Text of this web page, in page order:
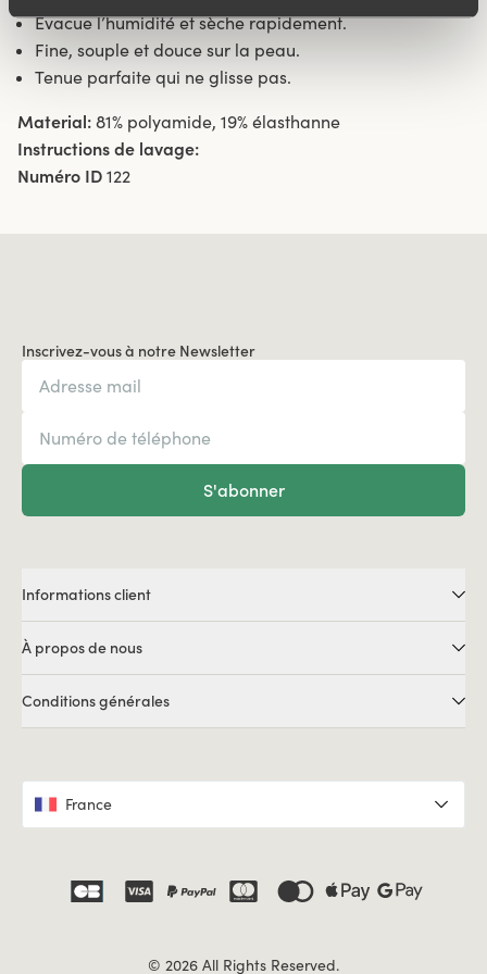
Évacue l’humidité et sèche rapidement.
Fine, souple et douce sur la peau.
Tenue parfaite qui ne glisse pas.
Material: 81% polyamide, 19% élasthanne
Instructions de lavage:
Numéro ID 122
Inscrivez-vous à notre Newsletter
S'abonner
© 2026 All Rights Reserved.
Informations client
À propos de nous
Conditions générales
France